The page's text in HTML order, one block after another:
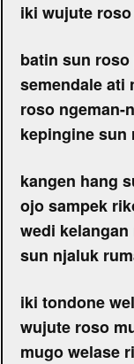
iki wujute roso
batin sun
semendale ati
roso ngeman-
kepingine sun
kangen hang
ojo sampek
wedi
sun njaluk
iki tondone
wujute roso
mugo welase